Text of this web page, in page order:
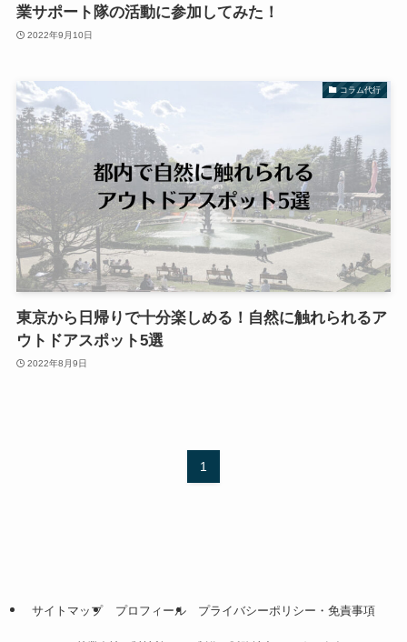
業サポート隊の活動に参加してみた！
2022年9月10日
コラム代行
東京から日帰りで十分楽しめる！自然に触れられるア
ウトドアスポット5選
2022年8月9日
1
サイトマップ プロフィール プライバシーポリシー・免責事項